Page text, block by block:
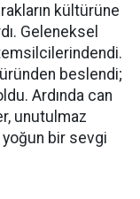
kültürüne
Geleneksel
beslendi;
Ardında can
unutulmaz
yoğun bir sevgi